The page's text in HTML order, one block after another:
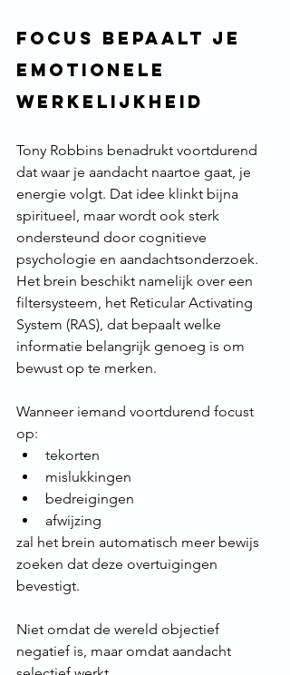
Focus bepaalt je
emotionele
werkelijkheid
Tony Robbins benadrukt voortdurend
dat waar je aandacht naartoe gaat, je
energie volgt. Dat idee klinkt bijna
spiritueel, maar wordt ook sterk
ondersteund door cognitieve
psychologie en aandachtsonderzoek.
Het brein beschikt namelijk over een
filtersysteem, het Reticular Activating
System (RAS), dat bepaalt welke
informatie belangrijk genoeg is om
bewust op te merken.
Wanneer iemand voortdurend focust
op:
tekorten
mislukkingen
bedreigingen
afwijzing
zal het brein automatisch meer bewijs
zoeken dat deze overtuigingen
bevestigt.
Niet omdat de wereld objectief
negatief is, maar omdat aandacht